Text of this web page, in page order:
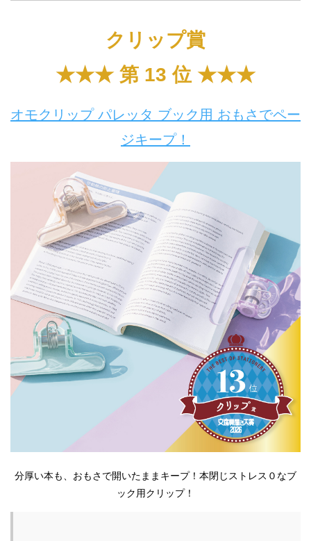
クリップ賞
★★★ 第 13 位 ★★★
オモクリップ パレッタ ブック用 おもさでペー
ジキープ！
分厚い本も、おもさで開いたままキープ！本閉じストレス０なブ
ック用クリップ！